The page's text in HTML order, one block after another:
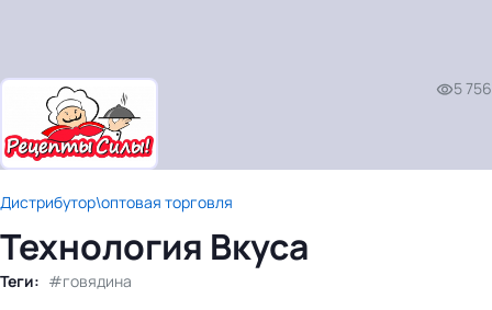
Войти
картина дня
темы
материалы
видео
события
бизнес-центр
5 756
Дистрибутор\оптовая торговля
Технология Вкуса
Теги: говядина